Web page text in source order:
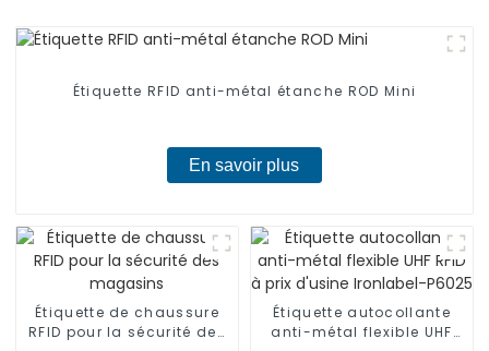
Étiquette RFID anti-métal étanche ROD Mini
En savoir plus
Étiquette de chaussure
RFID pour la sécurité des
Étiquette autocollante
anti-métal flexible UHF